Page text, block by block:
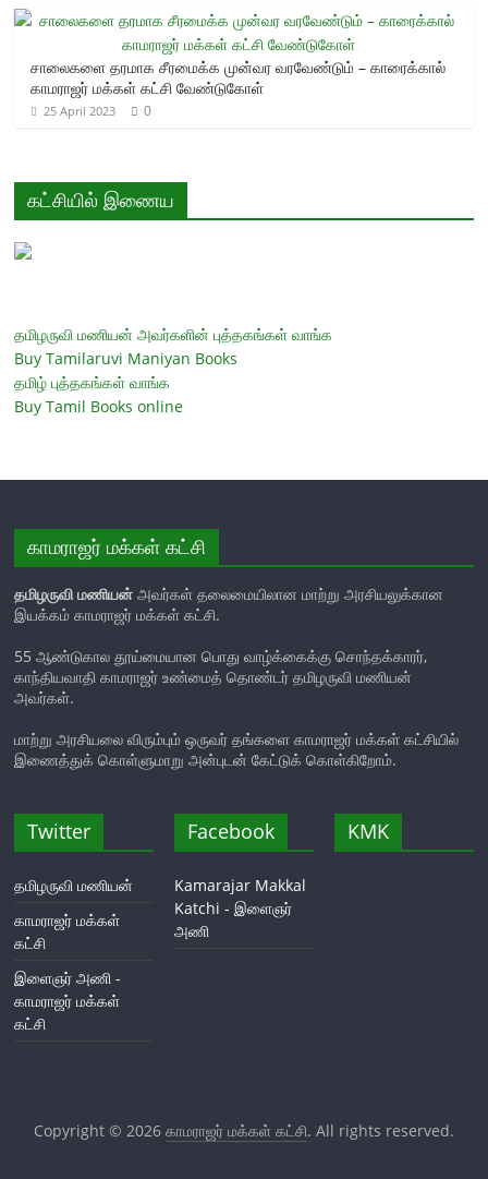
சாலைகளை தரமாக சீரமைக்க முன்வர வரவேண்டும் – காரைக்கால்
காமராஜர் மக்கள் கட்சி வேண்டுகோள்
25 April 2023 0
கட்சியில் இணைய
தமிழருவி மணியன் அவர்களின் புத்தகங்கள் வாங்க
Buy Tamilaruvi Maniyan Books
தமிழ் புத்தகங்கள் வாங்க
Buy Tamil Books online
காமராஜர் மக்கள் கட்சி
தமிழருவி மணியன் அவர்கள் தலைமையிலான மாற்று அரசியலுக்கான
இயக்கம் காமராஜர் மக்கள் கட்சி.
55 ஆண்டுகால தூய்மையான பொது வாழ்க்கைக்கு சொந்தக்காரர்,
காந்தியவாதி காமராஜர் உண்மைத் தொண்டர் தமிழருவி மணியன்
அவர்கள்.
மாற்று அரசியலை விரும்பும் ஒருவர் தங்களை காமராஜர் மக்கள் கட்சியில்
இணைத்துக் கொள்ளுமாறு அன்புடன் கேட்டுக் கொள்கிறோம்.
Twitter
தமிழருவி மணியன்
காமராஜர் மக்கள்
கட்சி
இளைஞர் அணி -
காமராஜர் மக்கள்
கட்சி
Facebook
Kamarajar Makkal
Katchi - இளைஞர்
அணி
KMK
Copyright © 2026 காமராஜர் மக்கள் கட்சி. All rights reserved.